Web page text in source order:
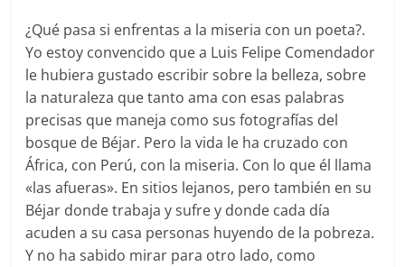
¿Qué pasa si enfrentas a la miseria con un poeta?.
Yo estoy convencido que a Luis Felipe Comendador
le hubiera gustado escribir sobre la belleza, sobre
la naturaleza que tanto ama con esas palabras
precisas que maneja como sus fotografías del
bosque de Béjar. Pero la vida le ha cruzado con
África, con Perú, con la miseria. Con lo que él llama
«las afueras». En sitios lejanos, pero también en su
Béjar donde trabaja y sufre y donde cada día
acuden a su casa personas huyendo de la pobreza.
Y no ha sabido mirar para otro lado, como